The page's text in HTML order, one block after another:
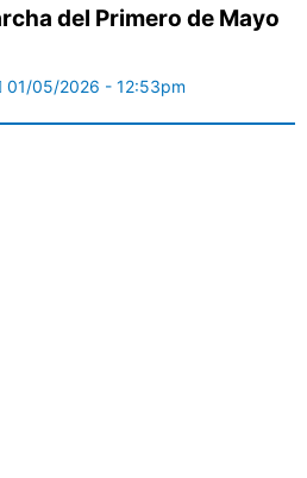
del Primero de Mayo
01/05/2026 - 12:53pm